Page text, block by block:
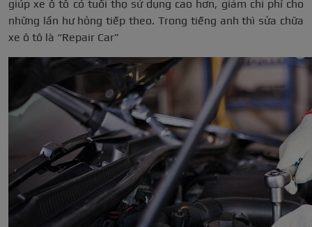
giúp xe ô tô có tuổi thọ sử dụng cao hơn, giảm chi phí cho
những lần hư hỏng tiếp theo. Trong tiếng anh thì sửa chữa
xe ô tô là “Repair Car”